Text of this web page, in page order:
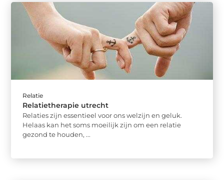
Relatie
Relatietherapie utrecht
Relaties zijn essentieel voor ons welzijn en geluk.
Helaas kan het soms moeilijk zijn om een relatie
gezond te houden, ...